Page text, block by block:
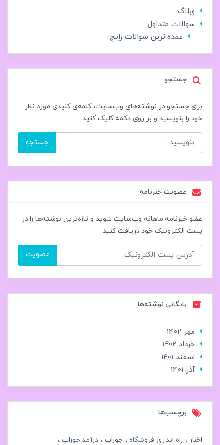
وبلاگ
سوالات متداول
عمده ترین سوالات رایج
جستجو
برای جستجو در نوشته‌های وب‌سایت، کلمه‌ی کلیدی مورد نظر
خود را بنویسید و بر روی دکمه کلیک کنید.
جستجو
عضویت خبرنامه
عضو خبرنامه ماهانه وب‌سایت شوید و تازه‌ترین نوشته‌ها را در
پست الکترونیک خود دریافت کنید.
عضویت
بایگانی نوشته‌ها
مهر 1402
خرداد 1402
اسفند 1401
آذر 1401
برچسب‌ها
اخبار راه اندازی فروشگاه جوراب
درآمد جوراب